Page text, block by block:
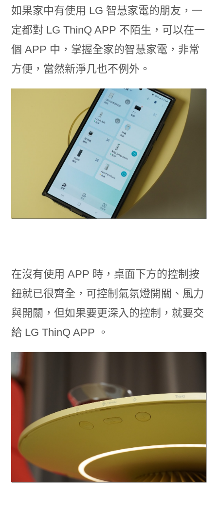
如果家中有使用 LG 智慧家電的朋友，一
定都對 LG ThinQ APP 不陌生，可以在一
個 APP 中，掌握全家的智慧家電，非常
方便，當然新淨几也不例外。
在沒有使用 APP 時，桌面下方的控制按
鈕就已很齊全，可控制氣氛燈開關、風力
與開關，但如果要更深入的控制，就要交
給 LG ThinQ APP 。